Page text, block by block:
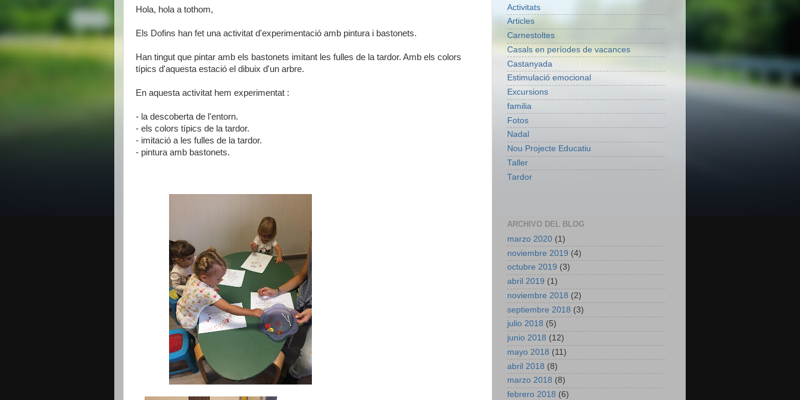
Hola, hola a tothom,
Els Dofins han fet una activitat d'experimentació amb pintura i bastonets.
Han tingut que pintar amb els bastonets imitant les fulles de la tardor. Amb els colors
típics d'aquesta estació el dibuix d'un arbre.
En aquesta activitat hem experimentat :
- la descoberta de l'entorn.
- els colors típics de la tardor.
- imitació a les fulles de la tardor.
- pintura amb bastonets.
Activitats
Articles
Carnestoltes
Casals en períodes de vacances
Castanyada
Estimulació emocional
Excursions
familia
Fotos
Nadal
Nou Projecte Educatiu
Taller
Tardor
ARCHIVO DEL BLOG
marzo 2020 (1)
noviembre 2019 (4)
octubre 2019 (3)
abril 2019 (1)
noviembre 2018 (2)
septiembre 2018 (3)
julio 2018 (5)
junio 2018 (12)
mayo 2018 (11)
abril 2018 (8)
marzo 2018 (8)
febrero 2018 (6)